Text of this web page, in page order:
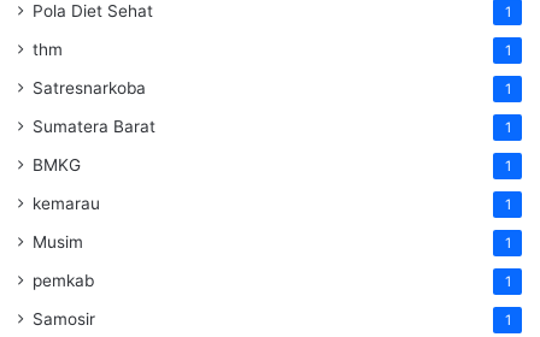
Pola Diet Sehat 1
thm 1
Satresnarkoba 1
Sumatera Barat 1
BMKG 1
kemarau 1
Musim 1
pemkab 1
Samosir 1